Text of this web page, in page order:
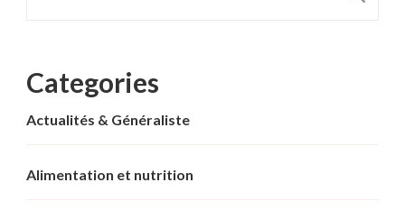
Categories
Actualités & Généraliste
Alimentation et nutrition